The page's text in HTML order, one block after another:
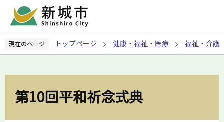
ペ
の
現在のページ トップページ 健康・福祉・医療 福祉・介護
第10回平和祈念式典